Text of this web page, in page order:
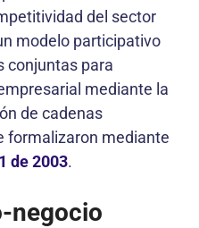
del sector
modelo participativo
conjuntas para
mediante la
de cadenas
formalizaron mediante
de 2003.
negocio